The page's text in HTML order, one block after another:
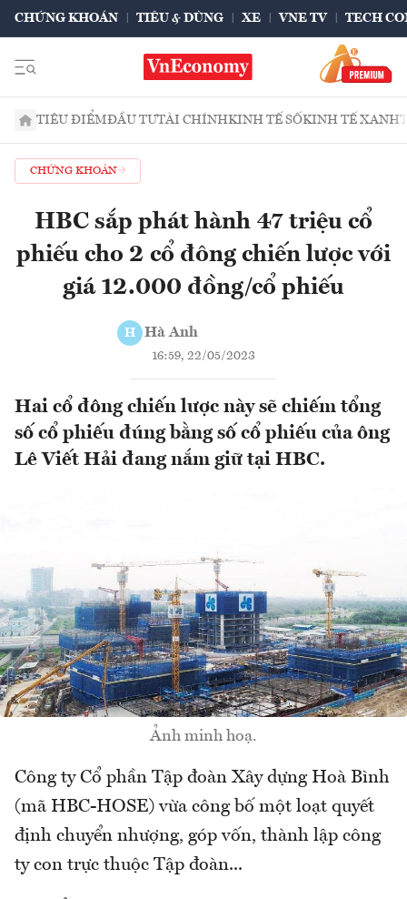
CHỨNG KHOÁN TIÊU & DÙNG XE VNE TV TECH
TIÊU ĐIỂMĐẦU TƯTÀI CHÍNHKINH TẾ SỐKINH TẾ XANH
CHỨNG KHOÁN
HBC sắp phát hành 47 triệu cổ
phiếu cho 2 cổ đông chiến lược với
giá 12.000 đồng/cổ phiếu
H Hà Anh
16:59, 22/05/2023
Hai cổ đông chiến lược này sẽ chiếm tổng
số cổ phiếu đúng bằng số cổ phiếu của ông
Lê Viết Hải đang nắm giữ tại HBC.
Ảnh minh hoạ.
Công ty Cổ phần Tập đoàn Xây dựng Hoà Bình
(mã HBC-HOSE) vừa công bố một loạt quyết
định chuyển nhượng, góp vốn, thành lập công
ty con trực thuộc Tập đoàn...